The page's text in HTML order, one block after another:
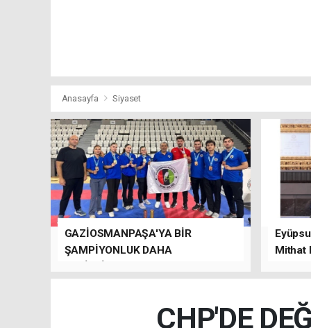
Anasayfa Siyaset
GAZİOSMANPAŞA'YA BİR
ŞAMPİYONLUK DAHA
Mithat
CHP'DE